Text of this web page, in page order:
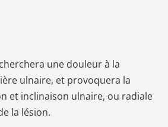
une douleur à la
ulnaire, et provoquera la
et inclinaison ulnaire, ou radiale
la lésion.